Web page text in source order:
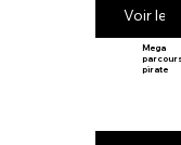
Voir le
Mega
pirate